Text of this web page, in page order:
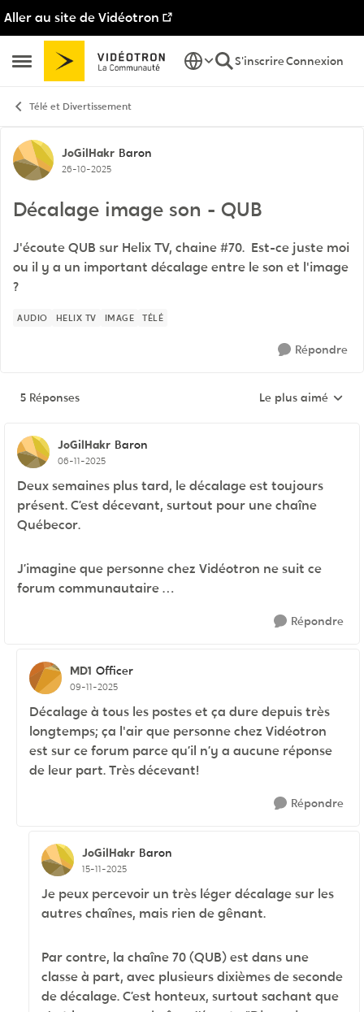
Aller au site de Vidéotron
Ouvrir Menu Latéral
Passer au contenu
S'inscrireConnexion
Télé et Divertissement
Discussion de forum
JoGilHakr Baron
26-10-2025
Décalage image son - QUB
J'écoute QUB sur Helix TV, chaine #70. Est-ce juste moi
ou il y a un important décalage entre le son et l'image
?
AUDIO HELIX TV IMAGE TÉLÉ
Répondre
5 Réponses Réponses triées
Le plus aimé
JoGilHakr Baron
06-11-2025
Deux semaines plus tard, le décalage est toujours
présent. C’est décevant, surtout pour une chaîne
Québecor.
J’imagine que personne chez Vidéotron ne suit ce
forum communautaire …
Répondre
MD1 Officer
09-11-2025
Décalage à tous les postes et ça dure depuis très
longtemps; ça l'air que personne chez Vidéotron
est sur ce forum parce qu’il n’y a aucune réponse
de leur part. Très décevant!
Répondre
JoGilHakr Baron
15-11-2025
Je peux percevoir un très léger décalage sur les
autres chaînes, mais rien de gênant.
Par contre, la chaîne 70 (QUB) est dans une
classe à part, avec plusieurs dixièmes de seconde
de décalage. C’est honteux, surtout sachant que